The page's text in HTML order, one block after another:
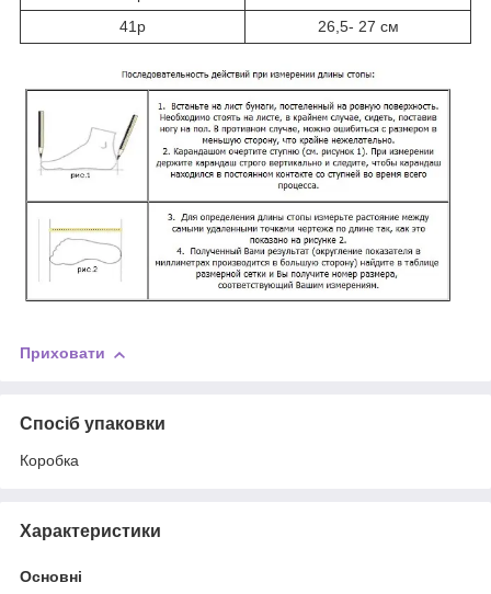
41р
26,5- 27 см
Приховати
Спосіб упаковки
Коробка
Характеристики
Основні